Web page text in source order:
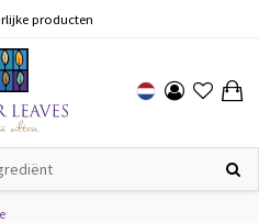
producten